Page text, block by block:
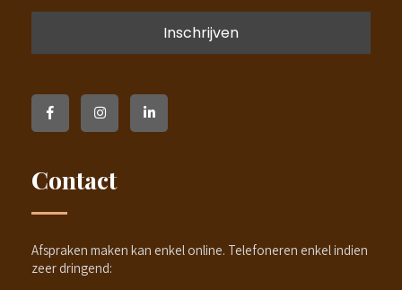
Contact
Afspraken maken kan enkel online. Telefoneren enkel indien
zeer dringend: